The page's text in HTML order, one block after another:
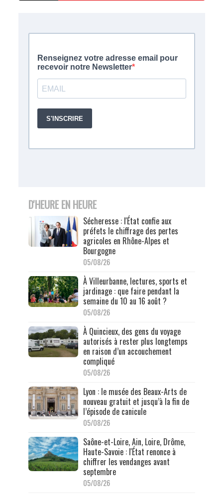
D'HEURE EN HEURE
Sécheresse : l'État confie aux
préfets le chiffrage des pertes
agricoles en Rhône-Alpes et
Bourgogne
05/08/26
À Villeurbanne, lectures, sports et
jardinage : que faire pendant la
semaine du 10 au 16 août ?
05/08/26
À Quincieux, des gens du voyage
autorisés à rester plus longtemps
en raison d’un accouchement
compliqué
05/08/26
Lyon : le musée des Beaux-Arts de
nouveau gratuit et jusqu’à la fin de
l’épisode de canicule
05/08/26
Saône-et-Loire, Ain, Loire, Drôme,
Haute-Savoie : l'État renonce à
chiffrer les vendanges avant
septembre
05/08/26